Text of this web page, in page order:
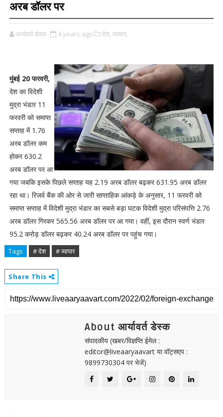
अरब डॉलर पर
आर्यावर्त डेस्क 4 years ago देश, व्यापार,
मुंबई 20 फरवरी,
देश का विदेशी
मुद्रा भंडार 11
फरवरी को समाप्त
सप्ताह में 1.76
अरब डॉलर कम
होकर 630.2
अरब डॉलर पर आ
गया जबकि इसके पिछले सप्ताह यह 2.19 अरब डॉलर बढ़कर 631.95 अरब डॉलर
रहा था। रिजर्व बैंक की ओर से जारी साप्ताहिक आंकड़े के अनुसार, 11 फरवरी को
समाप्त सप्ताह में विदेशी मुद्रा भंडार का सबसे बड़ा घटक विदेशी मुद्रा परिसंपत्ति 2.76
अरब डॉलर गिरकर 565.56 अरब डॉलर पर आ गया। वहीं, इस दौरान स्वर्ण भंडार
95.2 करोड़ डॉलर बढ़कर 40.24 अरब डॉलर पर पहुंच गया।
Tags # देश # व्यापार
Share This
About आर्यावर्त डेस्क
संपादकीय (खबर/विज्ञप्ति ईमेल :
editor@liveaaryaavart या वॉट्सएप :
9899730304 पर भेजें)